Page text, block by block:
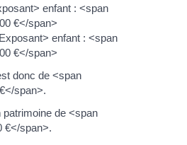
enfant : <span
€</span>
enfant : <span
€</span>
donc de <span
span>.
patrimoine de <span
€</span>.